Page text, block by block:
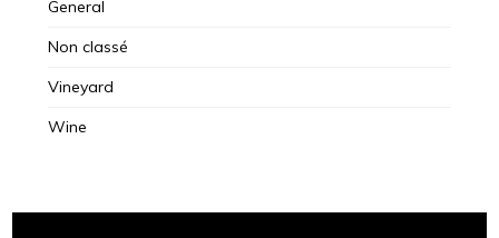
General
Non classé
Vineyard
Wine